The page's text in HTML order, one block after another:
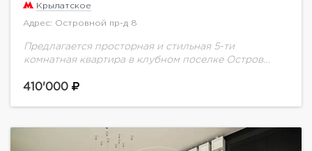
Крылатское
Адрес: Островной пр-д 8
Предлагается просторная и стильная 5-ти
комнатная квартира в клубном поселке Остров
индивидуальному авторскому проекту. Установлена
410'000